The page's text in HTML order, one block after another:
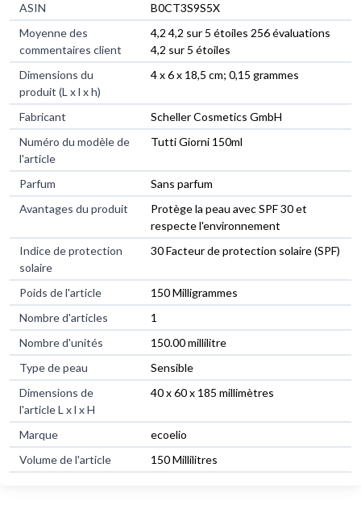
ASIN
B0CT3S9S5X
Moyenne des
commentaires client
4,2 4,2 sur 5 étoiles 256 évaluations
4,2 sur 5 étoiles
Dimensions du
produit (L x l x h)
4 x 6 x 18,5 cm; 0,15 grammes
Fabricant
Scheller Cosmetics GmbH
Numéro du modèle de
l'article
Tutti Giorni 150ml
Parfum
Sans parfum
Avantages du produit
Protège la peau avec SPF 30 et
respecte l'environnement
Indice de protection
solaire
30 Facteur de protection solaire (SPF)
Poids de l'article
150 Milligrammes
Nombre d'articles
1
Nombre d'unités
150.00 millilitre
Type de peau
Sensible
Dimensions de
l'article L x l x H
40 x 60 x 185 millimètres
Marque
ecoelio
Volume de l'article
150 Millilitres